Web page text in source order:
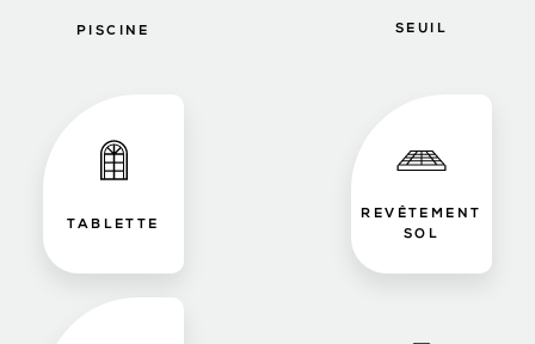
PISCINE SEUIL
TABLETTE
REVÊTEMENT
SOL